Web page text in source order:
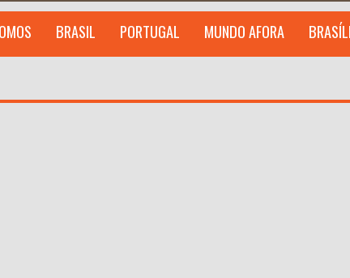
BRASIL PORTUGAL MUNDO AFORA